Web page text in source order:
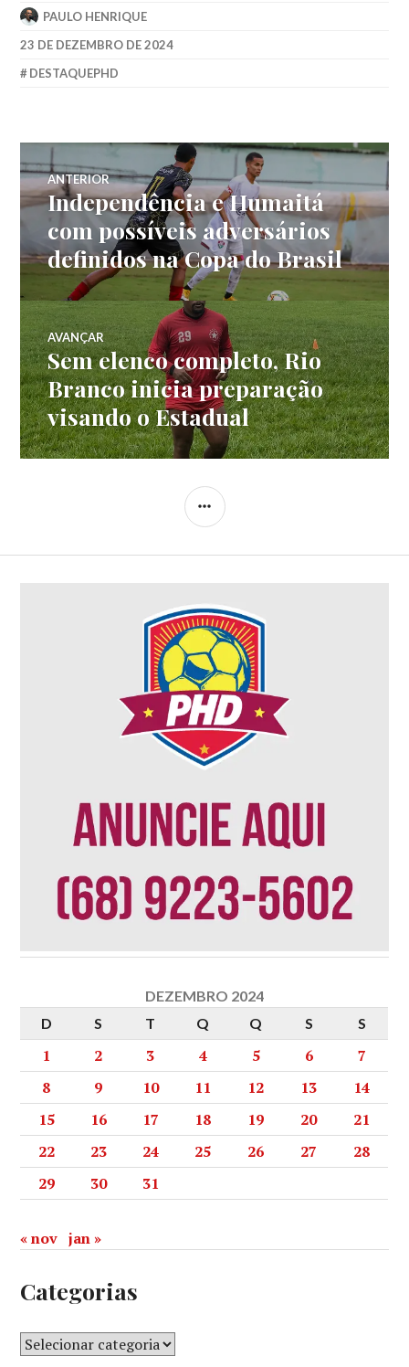
PAULO HENRIQUE
23 DE DEZEMBRO DE 2024
DESTAQUEPHD
ANTERIOR
Independência e Humaitá
com possíveis adversários
definidos na Copa do Brasil
AVANÇAR
Sem elenco completo, Rio
Branco inicia preparação
visando o Estadual
DEZEMBRO 2024
D
S T Q Q S S
1 2 3 4 5 6
7
8
9 10 11 12 13
14
15
16 17 18 19 20
21
22
23 24 25 26 27
28
29
30 31
« nov jan »
Categorias